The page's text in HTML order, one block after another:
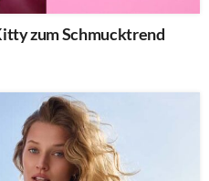
zum Schmucktrend